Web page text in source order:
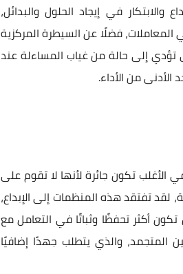
في إيجاد الحلول والبدائل،
المعاملات، فضلًا عن السيطرة المركزية
إلى حالة من غياب المساءلة عند
من الأداء.
الأغلب تكون جائرة لأنها لا تقوم على
لقد تفتقد هذه المنظمات إلى الإبداع،
أكثر تحفظًا وثباتًا في التعامل مع
المتجمد، والذي يتطلب جهدًا إضافيًا